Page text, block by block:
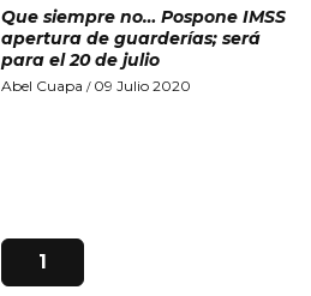
Que siempre no… Pospone IMSS
apertura de guarderías; será
para el 20 de julio
Abel Cuapa / 09 Julio 2020
1